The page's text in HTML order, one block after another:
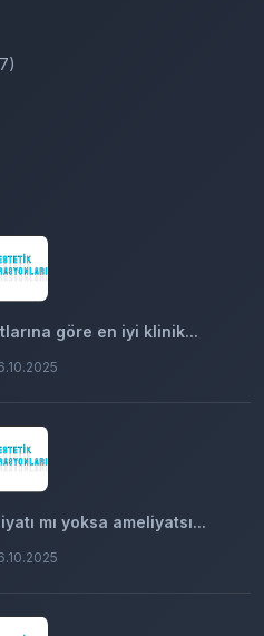
göre en iyi klinik...
mı yoksa ameliyatsı...